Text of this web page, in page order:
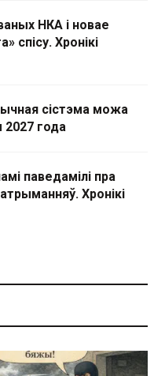
НКА і новае
спісу. Хронікі
сістэма можа
2027 года
паведамілі пра
Хронікі